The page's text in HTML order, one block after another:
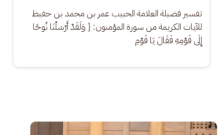
تفسير فضيلة العلامة الحبيب عمر بن محمد بن حفيظ
للآيات الكريمة من سورة المؤمنون: { وَلَقَدْ أَرْسَلْنَا نُوحًا
إِلَى قَوْمِهِ فَقَالَ يَا قَوْمِ
الصورة